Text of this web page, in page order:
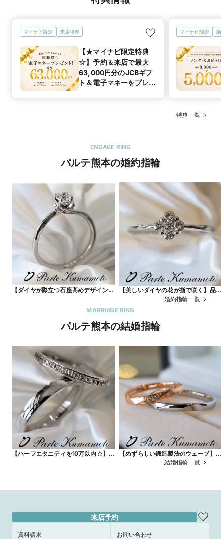
マイナビ限定 来店特典
【★マイナビ限定特典
☆】予約＆来店で最大
63,000円分のJCBギフ
ト＆電子マネーをプレゼ
マイナビ限定
特典一覧
ENGAGE RING
パルテ熊本の婚約指輪
【ダイヤが際立つ石座高めデザイン】
【美しいダイヤの花が指で咲く】品の
良さと可愛らしさを感じるダイヤリン
グ
婚約指輪一覧
MARRIAGE RING
パルテ熊本の結婚指輪
【ハーフエタニティを10万以内☆】鍛
【めずらしい鍛造製法のウェーブ】丈
夫な強度で気兼ねなく日常使いできる
結婚指輪一覧
来店予約
資料請求 お問い合わせ